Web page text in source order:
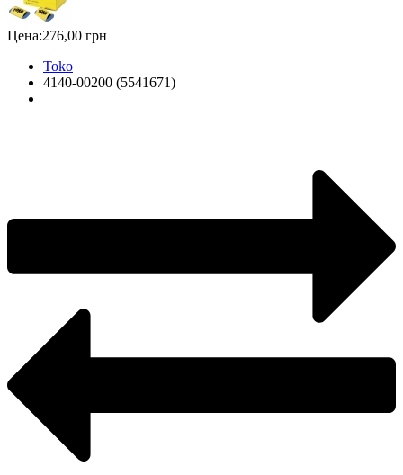
Цена:276,00 грн
Toko
4140-00200 (5541671)